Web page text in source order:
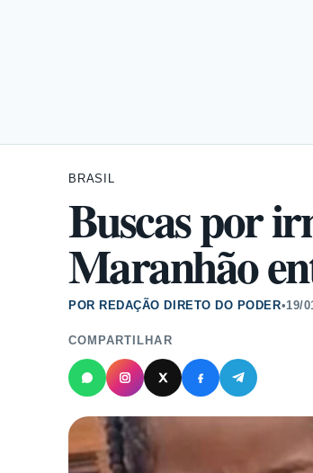
BRASIL
Buscas por
Maranhão
POR REDAÇÃO DIRETO DO PODER•19/
COMPARTILHAR